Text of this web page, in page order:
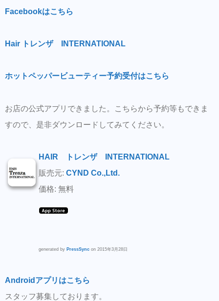
Facebookはこちら
Hair トレンザ INTERNATIONAL
ホットペッパービューティー予約受付はこちら
お店の公式アプリできました。こちらから予約等もできま
すので、是非ダウンロードしてみてください。
HAIR トレンザ INTERNATIONAL
販売元: CYND Co.,Ltd.
価格: 無料
generated by PressSync on 2015年3月28日
Androidアプリはこちら
スタッフ募集しております。